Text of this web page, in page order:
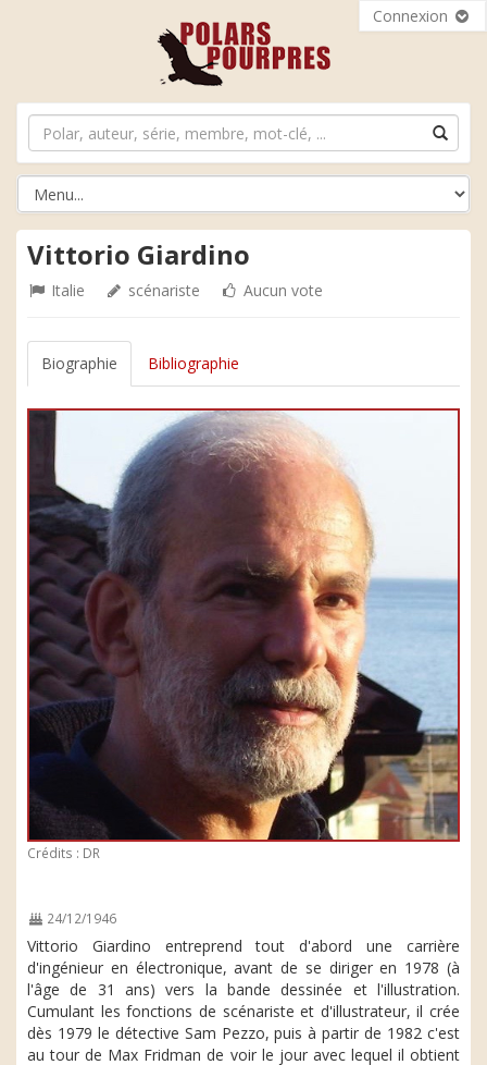
Connexion
Vittorio Giardino
Italie scénariste Aucun vote
Biographie Bibliographie
Crédits : DR
24/12/1946
Vittorio Giardino entreprend tout d'abord une carrière
d'ingénieur en électronique, avant de se diriger en 1978 (à
l'âge de 31 ans) vers la bande dessinée et l'illustration.
Cumulant les fonctions de scénariste et d'illustrateur, il crée
dès 1979 le détective Sam Pezzo, puis à partir de 1982 c'est
au tour de Max Fridman de voir le jour avec lequel il obtient